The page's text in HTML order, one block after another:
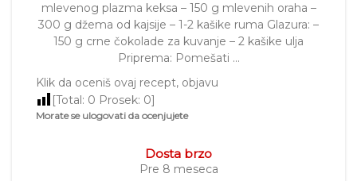
mlevenog plazma keksa – 150 g mlevenih oraha –
300 g džema od kajsije – 1-2 kašike ruma Glazura: –
150 g crne čokolade za kuvanje – 2 kašike ulja
Priprema: Pomešati …
Klik da oceniš ovaj recept, objavu
[Total: 0 Prosek: 0]
Morate se ulogovati da ocenjujete
Dosta brzo
Pre 8 meseca